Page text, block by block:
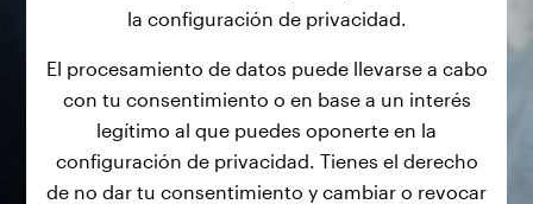
la configuración de privacidad.
El procesamiento de datos puede llevarse a cabo
con tu consentimiento o en base a un interés
legítimo al que puedes oponerte en la
configuración de privacidad. Tienes el derecho
de no dar tu consentimiento y cambiar o revocar